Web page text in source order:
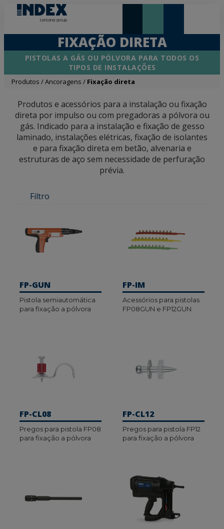
FIXAÇÃO DIRETA
PISTOLAS A GÁS OU PÓLVORA PARA TODOS OS
TIPOS DE INSTALAÇÕES
Produtos /Ancoragens / Fixação direta
Produtos e acessórios para a instalação ou fixação
direta por impulso ou com pregadoras a pólvora ou
gás. Indicado para a instalação e fixação de gesso
laminado, instalações elétricas, fixação de isolantes
e para fixação direta em betão, alvenaria e
estruturas de aço sem necessidade de perfuração
prévia.
Filtro
FP-GUN
Pistola semiautomática
para fixação a pólvora
FP-IM
Acessórios para pistolas
FP08GUN e FP12GUN
FP-CL08
Pregos para pistola FP08
para fixação a pólvora
FP-CL12
Pregos para pistola FP12
para fixação a pólvora